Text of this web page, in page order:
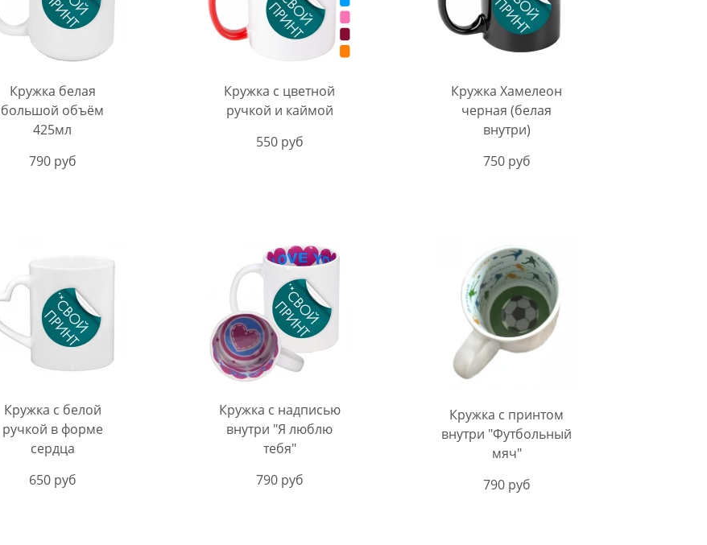
Кружка белая
большой объём
425мл
790 руб
Кружка с цветной
ручкой и каймой
550 руб
Кружка Хамелеон
черная (белая
внутри)
750 руб
Кружка с белой
ручкой в форме
сердца
650 руб
Кружка с надписью
внутри "Я люблю
тебя"
790 руб
Кружка с принтом
внутри "Футбольный
мяч"
790 руб